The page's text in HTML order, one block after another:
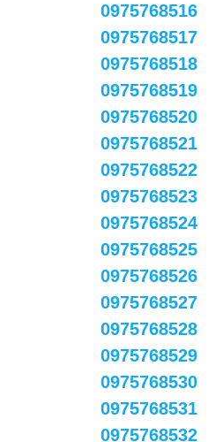
0975768516
0975768517
0975768518
0975768519
0975768520
0975768521
0975768522
0975768523
0975768524
0975768525
0975768526
0975768527
0975768528
0975768529
0975768530
0975768531
0975768532